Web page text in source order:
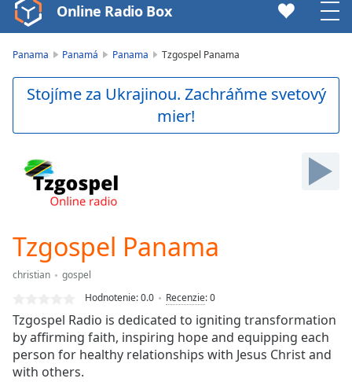
Video
Player
Play
Video
Skip
Skip
Forward
Duration
Loaded:
Stream
TypeLIVE
Seek to
currently
Online Radio Box
Panama Panamá Panama Tzgospel Panama
Stojíme za Ukrajinou. Zachráňme svetový
mier!
Tzgospel Panama
christian
gospel
Hodnotenie:0.0 Recenzie:0
Tzgospel Radio is dedicated to igniting transformation
by affirming faith, inspiring hope and equipping each
person for healthy relationships with Jesus Christ and
with others.